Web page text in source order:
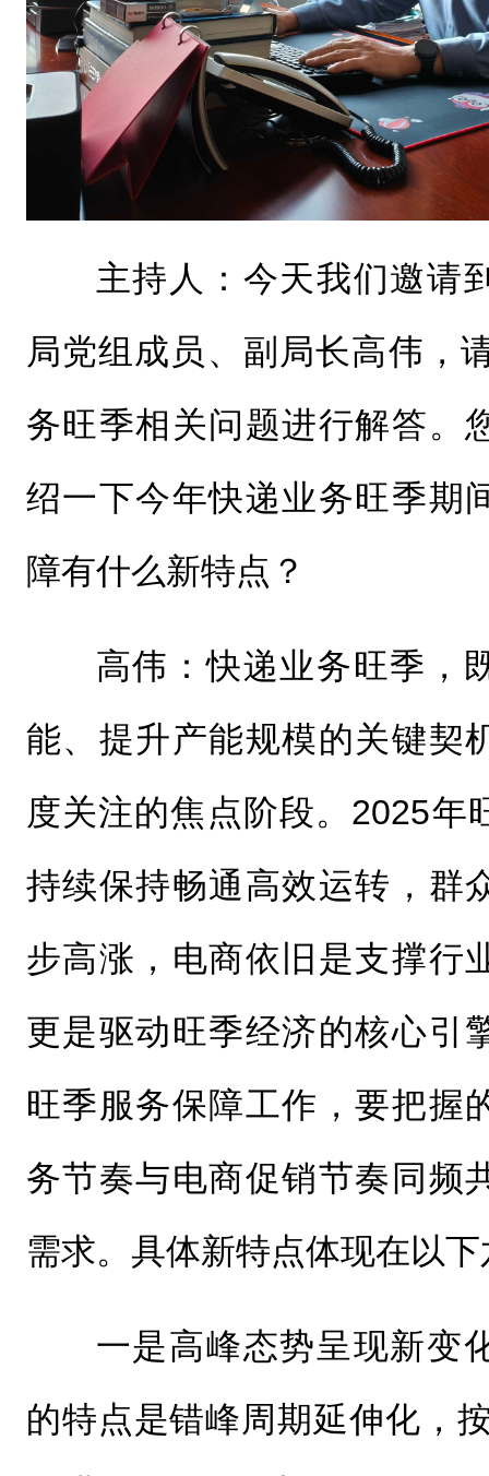
主持人：今天我们邀请
局党组成员、副局长高伟，
务旺季相关问题进行解答。
绍一下今年快递业务旺季期
障有什么新特点？
高伟：快递业务旺季，
能、提升产能规模的关键契
度关注的焦点阶段。2025年
持续保持畅通高效运转，群
步高涨，电商依旧是支撑行
更是驱动旺季经济的核心引
旺季服务保障工作，要把握
务节奏与电商促销节奏同频
需求。具体新特点体现在以
一是高峰态势呈现新变
的特点是错峰周期延伸化，